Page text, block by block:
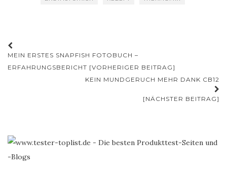
Beitrags-
Navigation
MEIN ERSTES SNAPFISH FOTOBUCH –
ERFAHRUNGSBERICHT [VORHERIGER BEITRAG]
KEIN MUNDGERUCH MEHR DANK CB12
[NÄCHSTER BEITRAG]